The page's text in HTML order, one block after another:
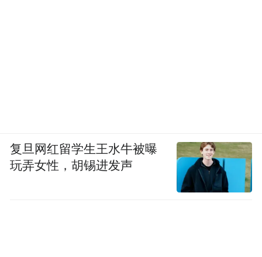
复旦网红留学生王水牛被曝
玩弄女性，胡锡进发声